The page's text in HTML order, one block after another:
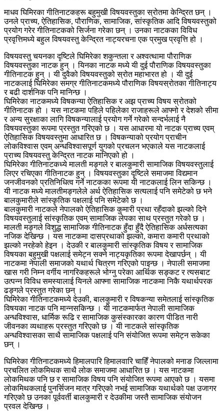
माधव घिमिरका गीतिनाटकहरू बहुमुखी विषयवस्तुका स्रोतमा केन्द्रित छन् ।
उनले प्राच्य, ऐतिहासिक, पौराणिक, सामाजिक, सांस्कृतिक आदि विषयवस्तुको
प्रयोग गरेर गीतिनाटकको सिर्जना गरेका छन् । उनका नाटकका विविध
प्रवृत्तिमध्ये बहुल विषयवस्तु केन्द्रित नाट्यरचना एक प्रमुख प्रवृत्ति हो ।
विषयवस्तु चयनका दृष्टिले घिमिरेका शकुन्तला र अश्वत्थामा पौराणिक
विषयवस्तुका नाटक हुन् । यिनका नाटक मध्ये यी दुई पौराणिक विषयवस्तुका
गीतिनाटक हुन् । यी दुवैको विषयवस्तुको स्रोत महाभारत हो । यी दुई
नाटकलाई घिमिरेका समग्र गीतिनाटकमध्ये पौराणिक विषयस्रोतका गीतिनाट्य
र बढी दार्शनिक पनि मानिन्छ ।
घिमिरेका नाटकमध्ये विषकन्या ऐतिहासिक र अझ प्राच्य विषय स्रोतको
गीतिनाटक हो । यस नाटकमा पहिले पहिलेका राजाहरूले आफ्नो र देशको सीमा
र अन्य सुरक्षाका लागि विषकन्यालाई प्रयोग गर्ने गरेको सन्दर्भलाई नै
विषयवस्तुका रूपमा प्रस्तुत गरिएको छ । यस आधारमा यो नाटक प्राच्य एवम्
ऐतिहासिक विषयवस्तुमा आधारित छ । विषकन्याको प्रयोग प्राचीन
लोकविश्वास एवम् अन्धविश्वासपूर्ण युगको प्रचलन भएकाले यस नाटकलाई
प्राच्य विषयवस्तु केन्द्रित नाटक मानिएको हो ।
घिमिरेका गीतिनाटकध्ये मालती मङ्गले र बालकुमारी सामाजिक विषयवस्तुलाई
लिएर रचिएका गीतिनाटक हु्न् । विषयवस्तुका दृष्टिले समाजमा विद्यमान
जनजीवनको प्रतिनिधित्व गर्ने नाटकका रूपमा यी नाटकलाई लिन सकिन्छ ।
यी नाटक मध्ये मालतीमङ्गलेले अर्थ ऐतिहासिक सत्यलाई पनि समेटेको छ भने
बालकुमारीले सांस्कृतिक पक्षलाई पनि समेटेको छ ।
बालकुमारी नाटकले नेपालको ऐतिहासिक कुमारी प्रथा रहँदाको झल्को दिने
विषयवस्तुलाई सांस्कृतिक एवम् सामाजिक लेपका साथ प्रस्तुत गरेको छ ।
मालती मङ्गले विशुद्ध सामाजिक गीतिनाटक हुँदा हुँदै ऐतिहासिक अर्धसत्यका
नजिक देखिन्छ । यस नाटकमा दासप्रथाको झल्को, कमारा कमारी प्रथाको
झल्को नरहेको हेइन । देउकी र बालकुमारी सांस्कृतिक विषय र सामाजिक
विषयका बहुमुखी पक्षलाई समेट्न सक्ने नाट्यकृतिका रूपमा देखापर्छन् । यी
नाटकमा नेपाली समाजको यथार्थ चित्रण गरिएको पाइन्छ । नेपाली समाजमा
खास गरी निम्न वर्गीय नागरिकहरूले भोग्नु परेका आर्थिक सङ्कट र त्यसबाट
उत्पन्न विविध समस्यालाई यिनले आफ्ना सामाजिक नाटकमा निकै यथार्थपरक
ढङ्गले प्रस्तुत गरेका छन् ।
घिमिरेका गीतिनाटकमध्ये देउकी, बालकुमारी र विषकन्या समेतलाई सांस्कृतिक
विषयका नाटक पनि मान्नसकिन्छ । यी नाटकमार्फत नेपाली सामाजिक
अन्धविश्वास, धार्मिक रूढि र सामाजिक कुसंस्कारका कारण पीडित नारी
जीवनका व्यथाहरू प्रस्तुत गरिएको छ । यी नाटकले सांस्कृतिक
अन्धविश्वासका साथै सामाजिक पक्षलाई पनि संयोजित रूपमा समेट्न सकेका
छन् ।
घिमिरेका गीतिनाटकमध्ये हिमालपारि हिमालवारि चाहिँ नेपालको मनाङ जिल्लामा
प्रचलित लोकमिथक साथै लोक समाजमा आधारित छ । यस नाटकमा
लोकमिथक पनि छ र सामाजिक विषय पनि संयोजित रूपमा आएको छ । यसमा
लोकमिथकलाई पुनर्सिजन मात्र गरिएको नभई सामाजिक यथार्थको पक्ष उजागर
गरिएको छ उनका पूर्ववर्ती बालकुमारी र देउकीमा जस्तै सामाजिक संयोजन
प्रवल देखिन्छ ।